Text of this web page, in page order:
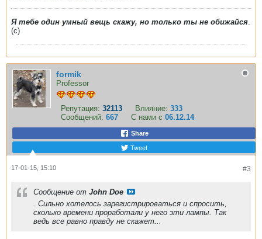
Я тебе один умный вещь скажу, но только ты не обижайся
(с)
formik
Professor
Репутация: 32113 Влияние: 333
Сообщений: 667 С нами с 06.12.14
Share
Tweet
#3
17-01-15, 15:10
Сообщение от John Doe
. Сильно хотелось зарегистрироваться и спросить,
сколько времени проработали у него эти лампы. Так
ведь все равно правду не скажет...